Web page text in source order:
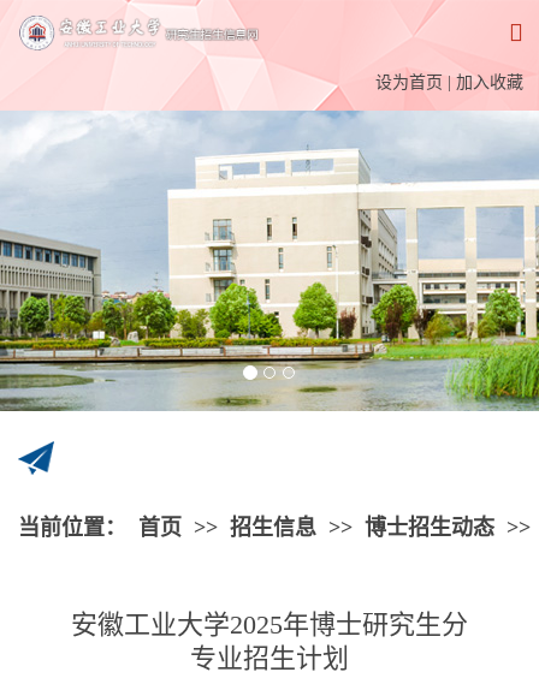
设为首页 加入收藏
当前位置： 首页 >> 招生信息 >> 博士招生动态 >>
安徽工业大学2025年博士研究生分
专业招生计划